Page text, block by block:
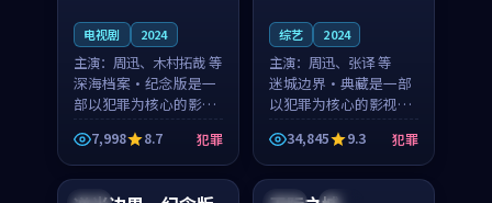
电视剧 2024
主演： 周迅、木村拓哉 等
深海档案·纪念版是一
部以犯罪为核心的影视
作品，围绕危机、反转
与人物成长展开，整体
节奏紧凑，值得推荐观
看。
7,998 8.7 犯罪
综艺 2024
主演： 周迅、张译 等
迷城边界·典藏是一部
以犯罪为核心的影视作
品，围绕危机、反转与
人物成长展开，整体节
奏紧凑，值得推荐观
看。
34,845 9.3 犯罪